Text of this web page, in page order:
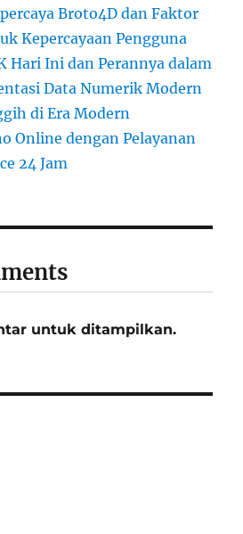
Broto4D dan Faktor
Kepercayaan Pengguna
Hari Ini dan Perannya dalam
Data Numerik Modern
di Era Modern
Online dengan Pelayanan
24 Jam
untuk ditampilkan.